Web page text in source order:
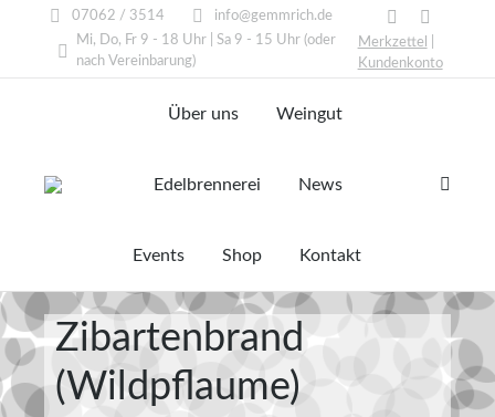
07062 / 3514
info@gemmrich.de
Mi, Do, Fr 9 - 18 Uhr | Sa 9 - 15 Uhr (oder
nach Vereinbarung)
page
window
page
window
Merkzettel
Kundenkonto
Über uns Weingut
Edelbrennerei News
Events Shop Kontakt
Search:
Zibartenbrand
(Wildpflaume)